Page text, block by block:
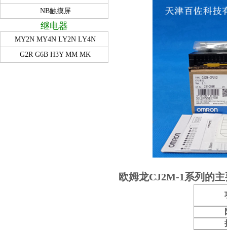
NB触摸屏
继电器
MY2N MY4N LY2N LY4N
G2R G6B H3Y MM MK
欧姆龙CJ2M-1系列的